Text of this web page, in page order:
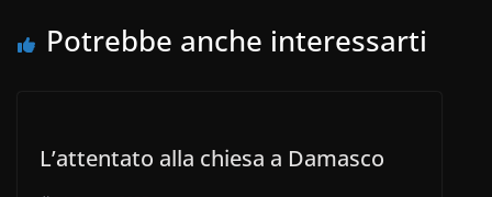
o p
Potrebbe anche interessarti
L’attentato alla chiesa a Damasco